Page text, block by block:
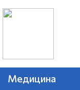
Медицина